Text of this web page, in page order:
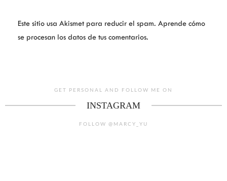
Este sitio usa Akismet para reducir el spam. Aprende cómo
se procesan los datos de tus comentarios.
GET PERSONAL AND FOLLOW ME ON
INSTAGRAM
FOLLOW @MARCY_YU